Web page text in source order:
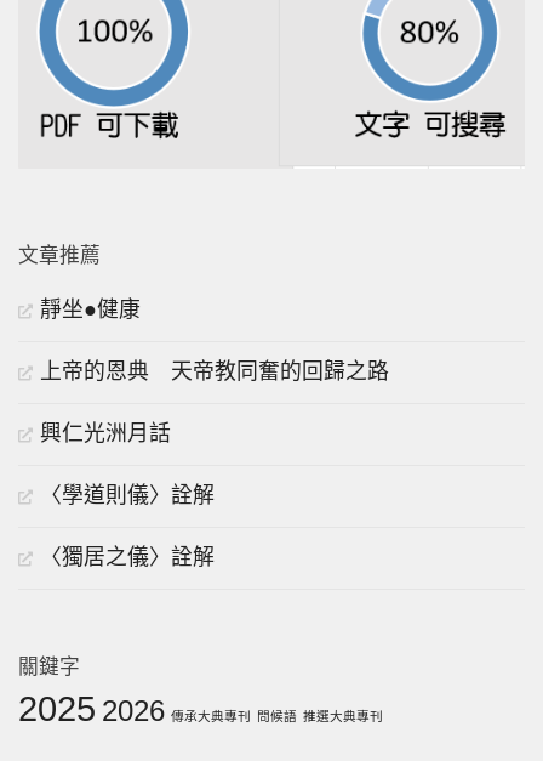
文章推薦
靜坐●健康
上帝的恩典 天帝教同奮的回歸之路
興仁光洲月話
〈學道則儀〉詮解
〈獨居之儀〉詮解
關鍵字
2025 2026 傳承大典專刊 問候語 推選大典專刊